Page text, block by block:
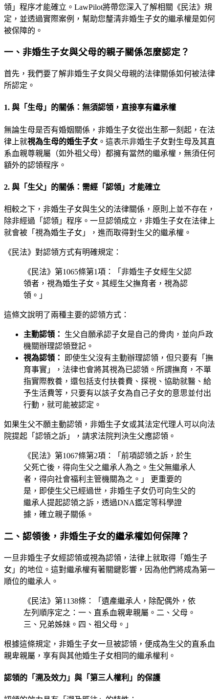
領」程序才能確立。LawPilot將帶您深入了解相關《民法》規
定，並透過實際案例，幫助您釐清非婚生子女的繼承權是如何
被保障的。
一、非婚生子女與父母的親子關係怎麼認定？
首先，我們要了解非婚生子女與父母親的法律關係如何被法律
所認定。
1. 與「生母」的關係：無須認領，直接享有繼承權
無論生母是否有婚姻關係，非婚生子女從出生那一刻起，在法
律上就視為生母的婚生子女 。這表示非婚生子女對生母及其直
系血親尊親屬（如外祖父母）都擁有當然的繼承權，無須任何
額外的認領程序。
2. 與「生父」的關係：需經「認領」才能確立
相較之下，非婚生子女與生父的法律關係，原則上並不存在，
除非經過「認領」程序。一旦認領成立，非婚生子女在法律上
就會被「視為婚生子女」，進而取得對生父的繼承權。
《民法》對認領方式有明確規定：
《民法》第1065條第1項：「非婚生子女經生父認
領者，視為婚生子女。其經生父撫育者，視為認
領。」
這條文說明了兩種主要的認領方式：
主動認領：
生父自願承認子女是自己的骨肉，並向戶政
機關辦理認領登記。
視為認領：
即使生父沒有主動辦理認領，但只要有「撫
育事實」，法律也會將其視為已認領。所謂撫育，不單
指實際教養，還包括支付扶養費、探視、協助就醫、給
予生活費等，只要有以該子女為自己子女的意思並付出
行動，就可能被認定。
如果生父不願主動認領，非婚生子女或其法定代理人可以向法
院提起「認領之訴」，請求法院判決生父應認領。
《民法》第1067條第2項：「前項認領之訴，於生
父死亡後，得向生父之繼承人為之。生父無繼承人
者，得向社會福利主管機關為之。」 更重要的
是，即使生父已經過世，非婚生子女仍可向生父的
繼承人提起認領之訴，透過DNA鑑定等科學證
據，確立親子關係。
二、認領後，非婚生子女的繼承權如何保障？
一旦非婚生子女經認領或視為認領，法律上就取得「婚生子
女」的地位。這對繼承權有著關鍵影響，因為他們將成為第一
順位的繼承人。
《民法》第1138條：「遺產繼承人，除配偶外，依
左列順序定之：一、直系血親卑親屬。二、父母。
三、兄弟姊妹。四、祖父母。」
根據這條規定，非婚生子女一旦被認領，便成為生父的直系血
親卑親屬，享有與其他婚生子女相同的繼承權利。
認領的「溯及效力」與「第三人權利」的保護